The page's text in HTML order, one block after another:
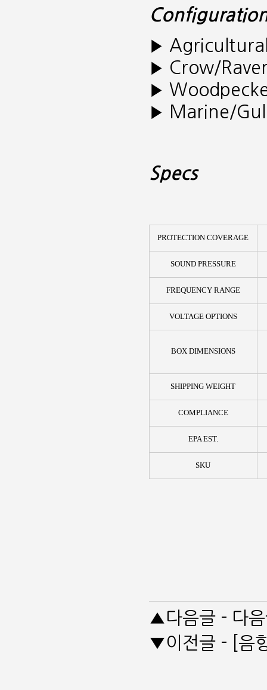
▶
▶ Crow/
▶
▶ Marine/
Specs
PROTECTION COVERAGE
SOUND PRESSURE
FREQUENCY RANGE
VOLTAGE OPTIONS
BOX DIMENSIONS
SHIPPING WEIGHT
COMPLIANCE
EPA EST.
SKU
▲다음글 - 다
▼이전글 - [음